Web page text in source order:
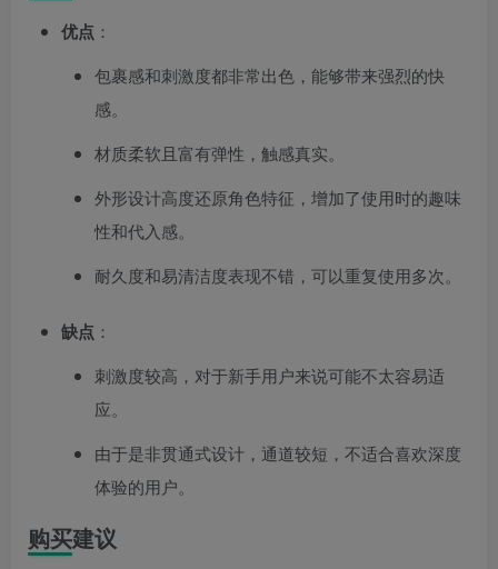
优点 ：
包裹感和刺激度都非常出色，能够带来强烈的快
感。
材质柔软且富有弹性，触感真实。
外形设计高度还原角色特征，增加了使用时的趣味
性和代入感。
耐久度和易清洁度表现不错，可以重复使用多次。
缺点 ：
刺激度较高，对于新手用户来说可能不太容易适
应。
由于是非贯通式设计，通道较短，不适合喜欢深度
体验的用户。
购买建议